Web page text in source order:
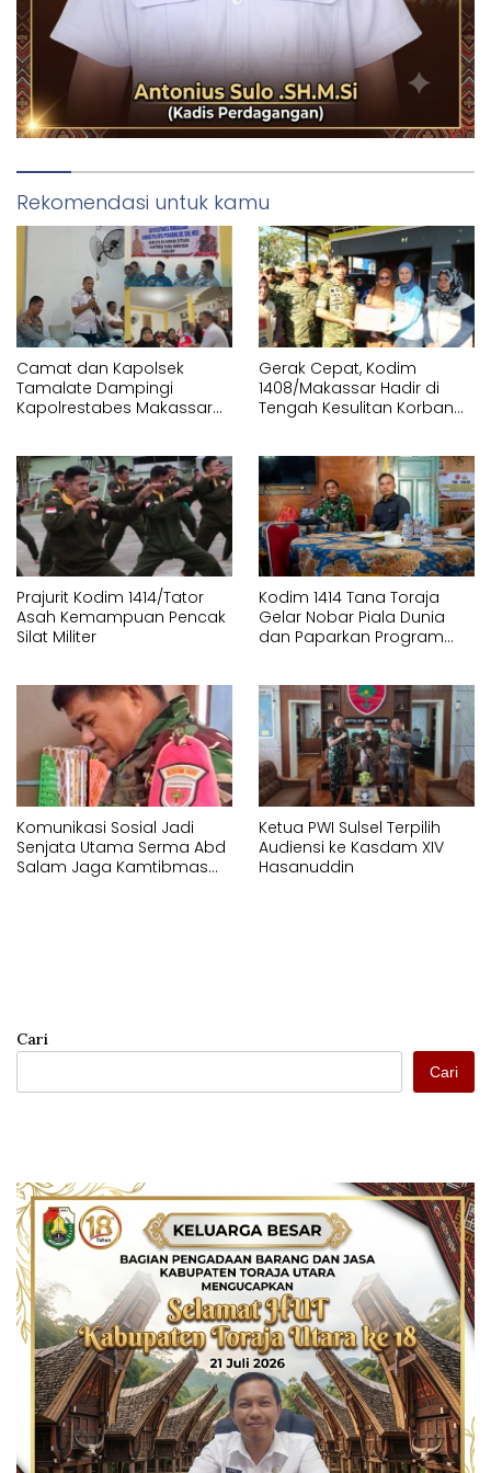
Rekomendasi untuk kamu
Camat dan Kapolsek
Tamalate Dampingi
Kapolrestabes Makassar
Gerak Cepat, Kodim
1408/Makassar Hadir di
Tengah Kesulitan Korban
Prajurit Kodim 1414/Tator
Asah Kemampuan Pencak
Silat Militer
Kodim 1414 Tana Toraja
Gelar Nobar Piala Dunia
dan Paparkan Program
Komunikasi Sosial Jadi
Senjata Utama Serma Abd
Salam Jaga Kamtibmas
Ketua PWI Sulsel Terpilih
Audiensi ke Kasdam XIV
Hasanuddin
Cari
Cari